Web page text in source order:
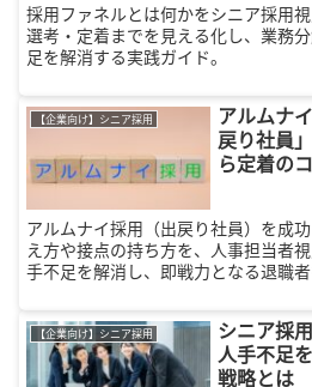
採用ファネルとは何かをシニア採用
選考・定着までを見える化し、業務
足を解消する実践ガイド。
【企業向け】シニア採用
アルムナ
戻り社員
ら定着の
アルムナイ採用（出戻り社員）を成
え方や接点の持ち方を、人事担当者
手不足を解消し、即戦力となる退職
網羅。組織の活性化と採用コスト削
秘訣を紹介します。
【企業向け】シニア採用
シニア採
人手不足
戦略とは